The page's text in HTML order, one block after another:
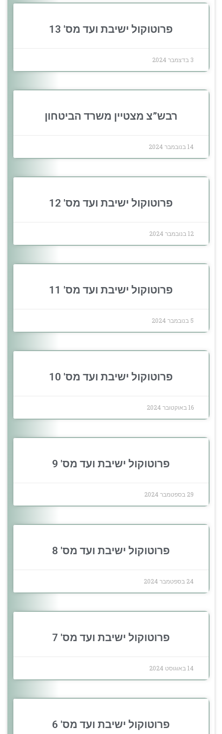
פרוטוקול ישיבת ועד מס' 13
3 בדצמבר 2024
רבש”צ מצטיין משרד הביטחון
14 בנובמבר 2024
פרוטוקול ישיבת ועד מס' 12
12 בנובמבר 2024
פרוטוקול ישיבת ועד מס' 11
5 בנובמבר 2024
פרוטוקול ישיבת ועד מס' 10
16 באוקטובר 2024
פרוטוקול ישיבת ועד מס' 9
29 בספטמבר 2024
פרוטוקול ישיבת ועד מס' 8
24 בספטמבר 2024
פרוטוקול ישיבת ועד מס' 7
14 באוגוסט 2024
פרוטוקול ישיבת ועד מס' 6